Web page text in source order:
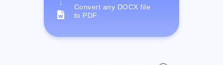
Convert any DOCX file
to PDF